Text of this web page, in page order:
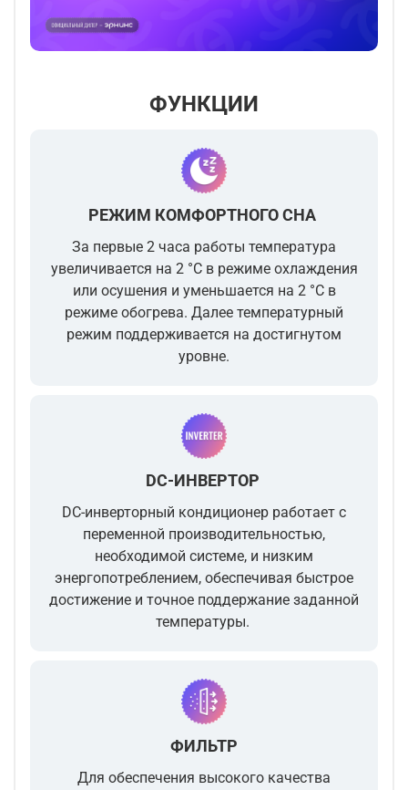
ФУНКЦИИ
РЕЖИМ КОМФОРТНОГО СНА
За первые 2 часа работы температура
увеличивается на 2 °С в режиме охлаждения
или осушения и уменьшается на 2 °С в
режиме обогрева. Далее температурный
режим поддерживается на достигнутом
уровне.
DC-ИНВЕРТОР
DC-инверторный кондиционер работает с
переменной производительностью,
необходимой системе, и низким
энергопотреблением, обеспечивая быстрое
достижение и точное поддержание заданной
температуры.
ФИЛЬТР
Для обеспечения высокого качества